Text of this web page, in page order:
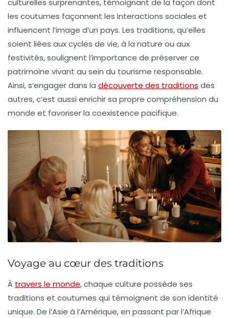
culturelles surprenantes, témoignant de la façon dont
les coutumes façonnent les interactions sociales et
influencent l’image d’un pays. Les traditions, qu’elles
soient liées auxcycles de vie, à la nature ou aux
festivités, soulignent l’importance de préserver ce
patrimoine vivant au sein du tourisme responsable.
Ainsi, s’engager dans la découverte des traditions des
autres, c’est aussi enrichir sa propre compréhension du
monde et favoriser la coexistence pacifique.
Voyage au cœur des traditions
À travers le monde, chaque culture possède ses
traditions et coutumes qui témoignent de son identité
unique. De l’Asie à l’Amérique, en passant par l’Afrique